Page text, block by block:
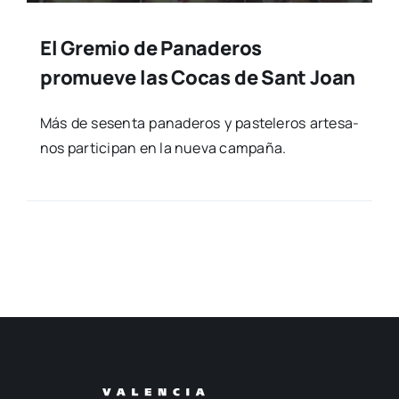
El Gremio de Panaderos
promueve las Cocas de Sant Joan
Más de sesen­ta pana­de­ros y pas­te­le­ros arte­sa­
nos par­ti­ci­pan en la nue­va cam­pa­ña.